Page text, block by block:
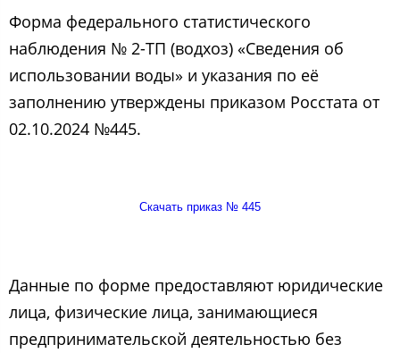
Форма федерального статистического
наблюдения № 2-ТП (водхоз) «Сведения об
использовании воды» и указания по её
заполнению утверждены приказом Росстата от
02.10.2024 №445.
Скачать приказ № 445
Данные по форме предоставляют юридические
лица, физические лица, занимающиеся
предпринимательской деятельностью без